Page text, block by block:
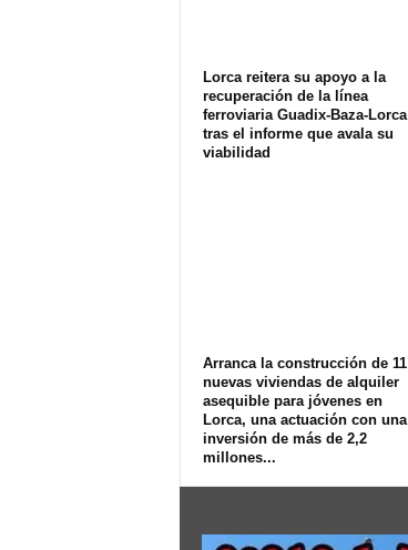
Lorca reitera su apoyo a la
recuperación de la línea
ferroviaria Guadix-Baza-Lorca
tras el informe que avala su
viabilidad
Arranca la construcción de 11
nuevas viviendas de alquiler
asequible para jóvenes en
Lorca, una actuación con una
inversión de más de 2,2
millones...